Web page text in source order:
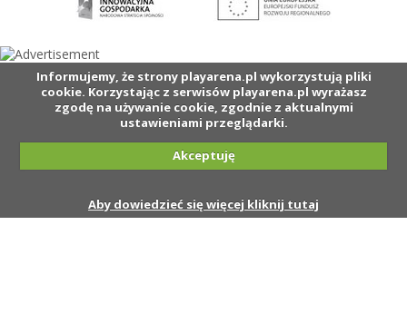
Informujemy, że strony playarena.pl wykorzystują pliki
cookie. Korzystając z serwisów playarena.pl wyrażasz
zgodę na używanie cookie, zgodnie z aktualnymi
ustawieniami przeglądarki.
Akceptuję
Aby dowiedzieć się więcej kliknij tutaj